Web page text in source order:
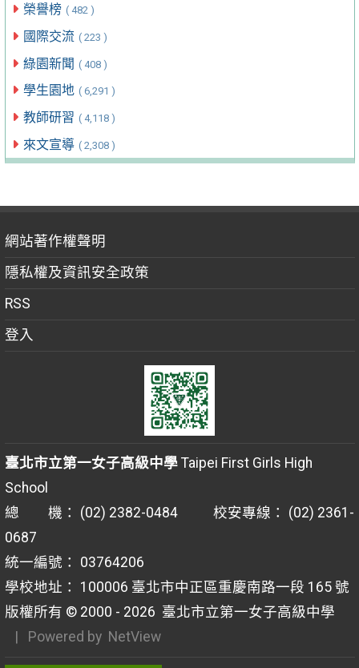
榮譽榜 ( 482 )
國際交流 ( 223 )
綠園新聞 ( 408 )
學生園地 ( 6,291 )
教師研習 ( 4,118 )
來文宣導 ( 2,308 )
網站著作權聲明
隱私權及資訊安全政策
RSS
登入
臺北市立第一女子高級中學Taipei First Girls High
School
總 機： (02) 2382-0484 校安專線： (02) 2361-
0687
統一編號： 03764206
學校地址： 100006 臺北市中正區重慶南路一段 165 號
版權所有 © 2000 - 2026 臺北市立第一女子高級中學
| Powered by NetView